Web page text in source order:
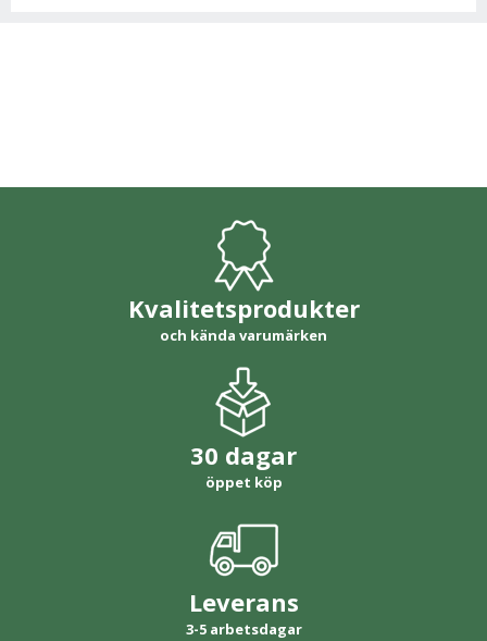
Kvalitetsprodukter
och kända varumärken
30 dagar
öppet köp
Leverans
3-5 arbetsdagar